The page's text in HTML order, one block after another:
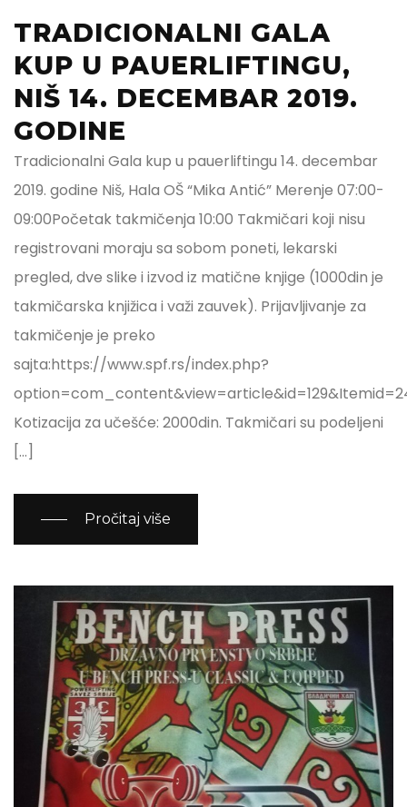
TRADICIONALNI GALA
KUP U PAUERLIFTINGU,
NIŠ 14. DECEMBAR 2019.
GODINE
Tradicionalni Gala kup u pauerliftingu 14. decembar
2019. godine Niš, Hala OŠ “Mika Antić” Merenje 07:00-
09:00Početak takmičenja 10:00 Takmičari koji nisu
registrovani moraju sa sobom poneti, lekarski
pregled, dve slike i izvod iz matične knjige (1000din je
takmičarska knjižica i važi zauvek). Prijavljivanje za
takmičenje je preko
sajta:https://www.spf.rs/index.php?
Kotizacija za učešće: 2000din. Takmičari su podeljeni
[…]
Pročitaj više